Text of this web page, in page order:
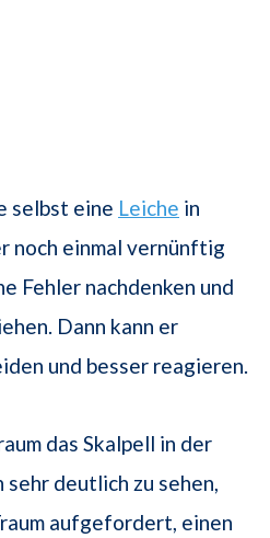
selbst eine Leiche in
noch einmal vernünftig
Fehler nachdenken und
Dann kann er
und besser reagieren.
das Skalpell in der
sehr deutlich zu sehen,
aufgefordert, einen